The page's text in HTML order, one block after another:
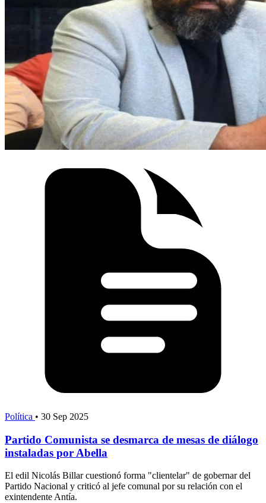
Política • 30 Sep 2025
Partido Comunista se desmarca de mesas de diálogo
instaladas por Abella
El edil Nicolás Billar cuestionó forma "clientelar" de gobernar del
Partido Nacional y criticó al jefe comunal por su relación con el
exintendente Antía.